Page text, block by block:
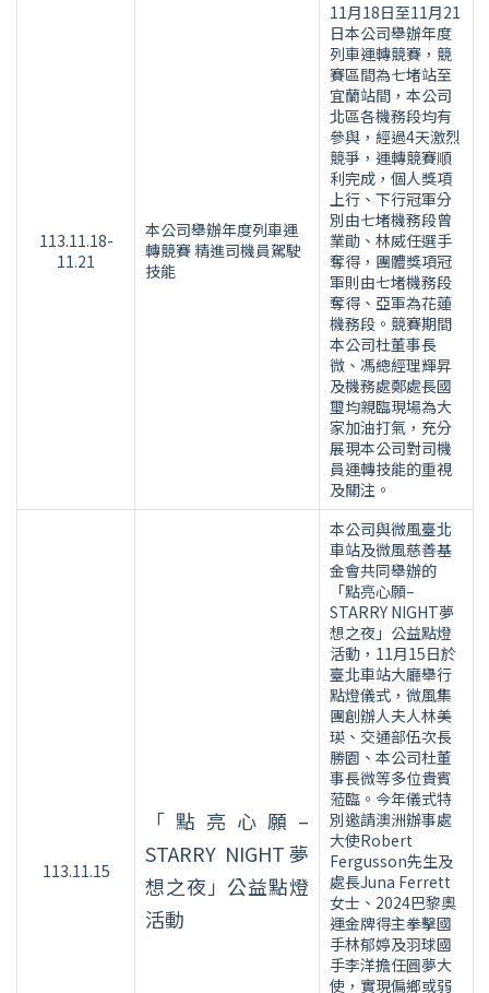
113.11.18-
11.21
本公司舉辦年度列車運
轉競賽 精進司機員駕駛
技能
11月18日至11月21
日本公司舉辦年度
列車運轉競賽，競
賽區間為七堵站至
宜蘭站間，本公司
北區各機務段均有
參與，經過4天激烈
競爭，運轉競賽順
利完成，個人獎項
上行、下行冠軍分
別由七堵機務段曾
業勛、林威任選手
奪得，團體獎項冠
軍則由七堵機務段
奪得、亞軍為花蓮
機務段。競賽期間
本公司杜董事長
微、馮總經理輝昇
及機務處鄭處長國
璽均親臨現場為大
家加油打氣，充分
展現本公司對司機
員運轉技能的重視
及關注。
113.11.15
「點亮心願–
STARRY NIGHT夢
想之夜」公益點燈
活動
本公司與微風臺北
車站及微風慈善基
金會共同舉辦的
「點亮心願–
STARRY NIGHT夢
想之夜」公益點燈
活動，11月15日於
臺北車站大廳舉行
點燈儀式，微風集
團創辦人夫人林美
瑛、交通部伍次長
勝園、本公司杜董
事長微等多位貴賓
蒞臨。今年儀式特
別邀請澳洲辦事處
大使Robert
Fergusson先生及
處長Juna Ferrett
女士、2024巴黎奧
運金牌得主拳擊國
手林郁婷及羽球國
手李洋擔任圓夢大
使，實現偏鄉或弱